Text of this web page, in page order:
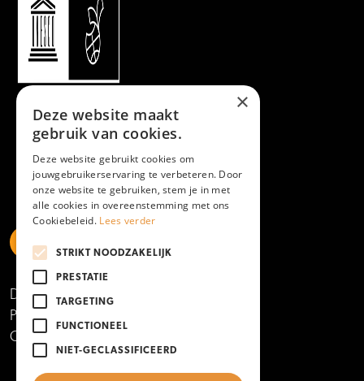
https://www.linkedin.com/school/mboamersfoort
https://www.instagram.com/mboamersfoort/
https://www.facebook.com/MBOAmersfoort
Disclaimer
Privacy- en cookieverklaring
Copyright 2025
×
Deze website maakt
gebruik van cookies.
Deze website gebruikt cookies om
jouwgebruikerservaring te verbeteren. Door
onze website te gebruiken, stem je in met
alle cookies in overeenstemming met ons
Cookiebeleid. Lees verder
STRIKT NOODZAKELIJK
PRESTATIE
TARGETING
FUNCTIONEEL
NIET-GECLASSIFICEERD